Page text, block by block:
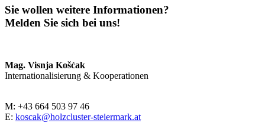
Sie wollen weitere Informationen?
Melden Sie sich bei uns!
Mag. Visnja Košćak
Internationalisierung & Kooperationen
M: +43 664 503 97 46
E: koscak@holzcluster-steiermark.at